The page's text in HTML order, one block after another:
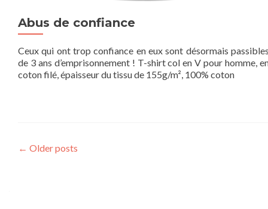
Abus de confiance
Ceux qui ont trop confiance en eux sont désormais
de 3 ans d’emprisonnement ! T-shirt col en V pour homme,
coton filé, épaisseur du tissu de 155g/m², 100% coton
Posts
← Older posts